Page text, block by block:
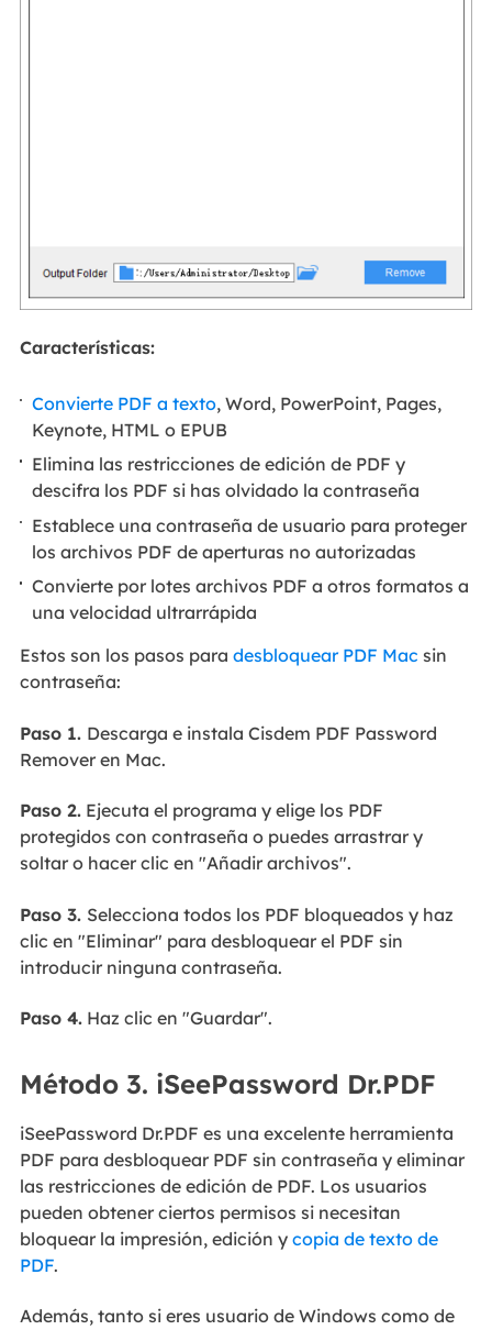
Características:
Convierte PDF a texto, Word, PowerPoint, Pages,
Keynote, HTML o EPUB
Elimina las restricciones de edición de PDF y
descifra los PDF si has olvidado la contraseña
Establece una contraseña de usuario para proteger
los archivos PDF de aperturas no autorizadas
Convierte por lotes archivos PDF a otros formatos a
una velocidad ultrarrápida
Estos son los pasos para desbloquear PDF Mac sin
contraseña:
Paso 1. Descarga e instala Cisdem PDF Password
Remover en Mac.
Paso 2.Ejecuta el programa y elige los PDF
protegidos con contraseña o puedes arrastrar y
soltar o hacer clic en "Añadir archivos".
Paso 3. Selecciona todos los PDF bloqueados y haz
clic en "Eliminar" para desbloquear el PDF sin
introducir ninguna contraseña.
Paso 4.Haz clic en "Guardar".
Método 3. iSeePassword Dr.PDF
iSeePassword Dr.PDF es una excelente herramienta
PDF para desbloquear PDF sin contraseña y eliminar
las restricciones de edición de PDF. Los usuarios
pueden obtener ciertos permisos si necesitan
bloquear la impresión, edición y copia de texto de
PDF.
Además, tanto si eres usuario de Windows como de